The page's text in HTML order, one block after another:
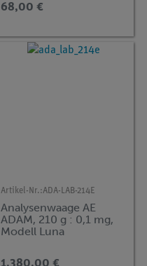
68,00 €
Artikel-Nr.:ADA-LAB-214E
Analysenwaage AE
ADAM, 210 g : 0,1 mg,
Modell Luna
1.380,00 €